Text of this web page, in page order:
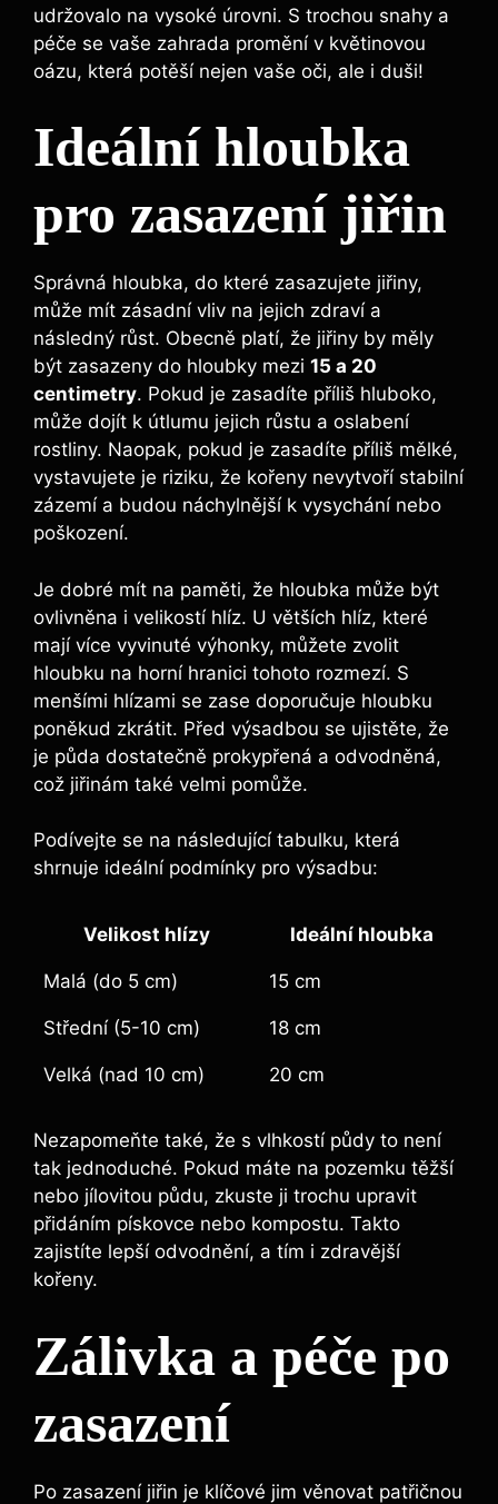
udržovalo ⁤na⁢ vysoké úrovni. S trochou snahy⁤ a‍
péče se‌ vaše zahrada promění v květinovou
oázu, která potěší nejen ⁢vaše oči, ale i duši!
Ideální ⁢hloubka
pro zasazení jiřin
Správná hloubka, do které zasazujete jiřiny,
může mít zásadní vliv na jejich zdraví a
následný růst. Obecně platí, že jiřiny by měly
být ⁣zasazeny do hloubky mezi 15 a‍ 20
centimetry. Pokud je zasadíte příliš hluboko,
může dojít k útlumu jejich růstu⁢ a oslabení
⁤rostliny. Naopak, pokud⁢ je zasadíte příliš mělké,
vystavujete je riziku, že kořeny nevytvoří stabilní
zázemí a budou náchylnější k vysychání nebo
poškození.
Je dobré mít na paměti, že hloubka může⁤ být
ovlivněna i velikostí hlíz. U větších hlíz, které
mají více vyvinuté výhonky, můžete zvolit
hloubku na horní hranici ⁣tohoto rozmezí. S
menšími hlízami⁢ se zase doporučuje hloubku
poněkud zkrátit. Před výsadbou se ujistěte, že
je půda dostatečně‌ prokypřená ‍a odvodněná,
což jiřinám také velmi pomůže.
Podívejte se ​na následující tabulku, která
shrnuje ideální podmínky ‌pro ⁤výsadbu:
Velikost hlízy Ideální hloubka
Malá (do 5 cm) 15 cm
Střední (5-10 cm) 18 cm
Velká (nad 10 cm) 20 cm
Nezapomeňte také, že s vlhkostí půdy to není
tak jednoduché. Pokud máte na pozemku těžší
nebo jílovitou půdu, zkuste ji trochu upravit
přidáním ​pískovce ‍nebo kompostu. Takto
zajistíte lepší odvodnění, a tím i zdravější
kořeny.
Zálivka a ‍péče po ​
zasazení
Po ⁣zasazení jiřin je klíčové jim ⁢věnovat patřičnou